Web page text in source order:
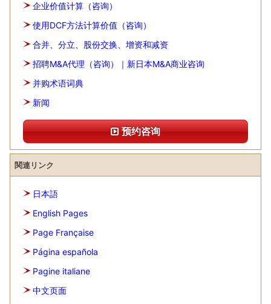
企业价值计算（咨询）
使用DCF方法计算价值（咨询）
合并、分立、股份交换、增资和减资
招聘M&A代理（咨询）｜新日本M&A商业咨询
并购术语词典
新闻
预约咨询
関連リンク
日本語
English Pages
Page Française
Página española
Pagine italiane
中文页面